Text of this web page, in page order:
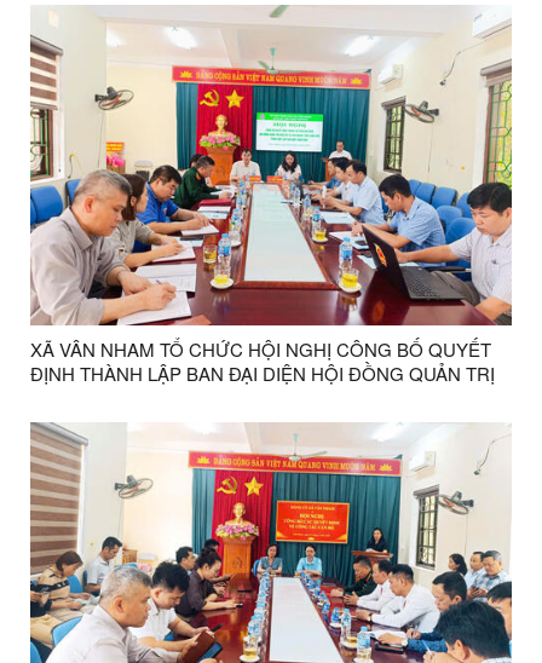
XÃ VÂN NHAM TỔ CHỨC HỘI NGHỊ CÔNG BỐ QUYẾT
ĐỊNH THÀNH LẬP BAN ĐẠI DIỆN HỘI ĐỒNG QUẢN TRỊ
NHẤT NĂM 2026